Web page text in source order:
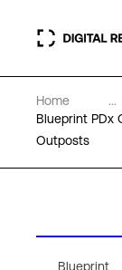
Data center
Home ...
Blueprint PDx
Outposts
Blueprint